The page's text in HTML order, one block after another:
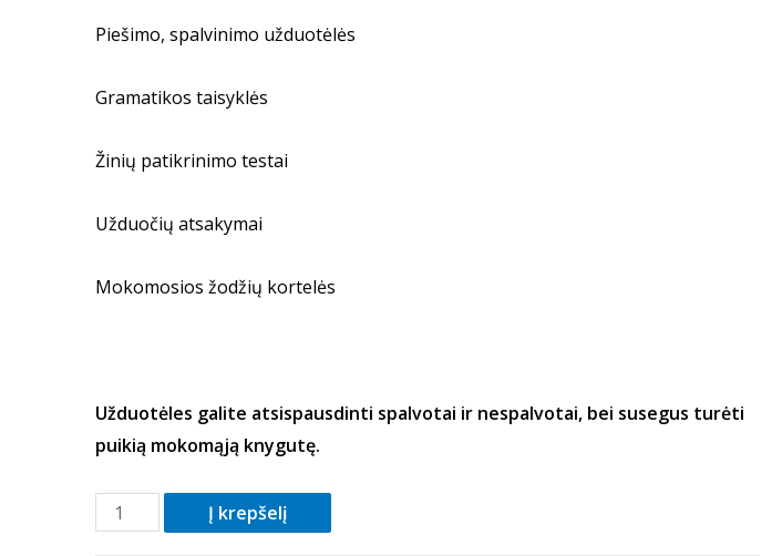
Piešimo, spalvinimo užduotėlės
Gramatikos taisyklės
Žinių patikrinimo testai
Užduočių atsakymai
Mokomosios žodžių kortelės
Užduotėles galite atsispausdinti spalvotai ir nespalvotai, bei susegus turėti
puikią mokomąją knygutę.
Į krepšelį